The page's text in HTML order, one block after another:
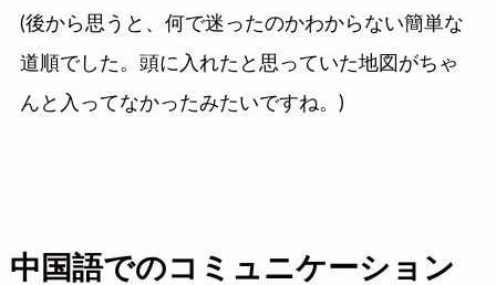
(後から思うと、何で迷ったのかわからない簡単な
道順でした。頭に入れたと思っていた地図がちゃ
んと入ってなかったみたいですね。)
中国語でのコミュニケーション